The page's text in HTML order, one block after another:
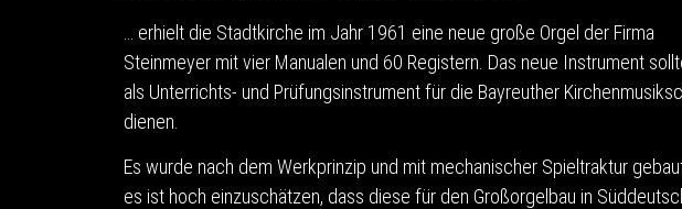
… erhielt die Stadtkirche im Jahr 1961 eine neue große Orgel der Firma
Steinmeyer mit vier Manualen und 60 Registern. Das neue Instrument
als Unterrichts- und Prüfungsinstrument für die Bayreuther
dienen.
Es wurde nach dem Werkprinzip und mit mechanischer Spieltraktur
es ist hoch einzuschätzen, dass diese für den Großorgelbau in